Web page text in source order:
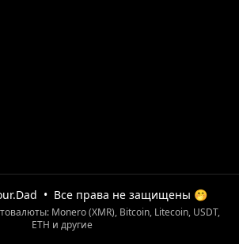
• Все права не защищены 🤭
Monero (XMR), Bitcoin, Litecoin, USDT,
ETH и другие